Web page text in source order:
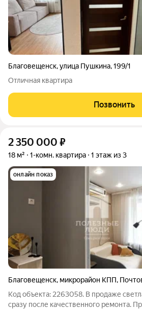
Благовещенск,улица Пушкина,199/1
Отличная квартира
Позвонить
2 350 000 ₽
18 м² 1-комн. квартира 1 этаж из 3
онлайн показ
Благовещенск, микрорайон КПП,
Код объекта: 2263058. В продаже
сразу после качественного ремонта.